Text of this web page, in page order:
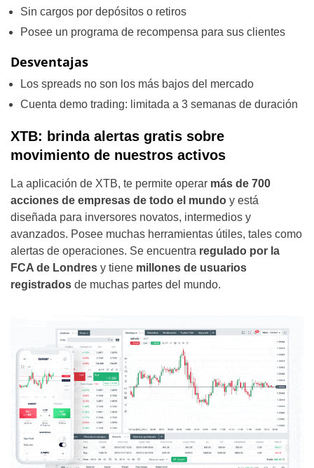
Sin cargos por depósitos o retiros
Posee un programa de recompensa para sus clientes
Desventajas
Los spreads no son los más bajos del mercado
Cuenta demo trading: limitada a 3 semanas de duración
XTB: brinda alertas gratis sobre
movimiento de nuestros activos
La aplicación de XTB, te permite operar más de 700
acciones de empresas de todo el mundo y está
diseñada para inversores novatos, intermedios y
avanzados. Posee muchas herramientas útiles, tales como
alertas de operaciones. Se encuentra regulado por la
FCA de Londres y tiene millones de usuarios
registrados de muchas partes del mundo.